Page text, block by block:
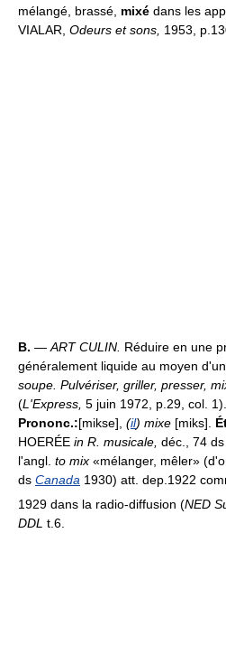
mélangé, brassé, mixé dans les
VIALAR, Odeurs et sons, 1953,
B. — ART CULIN. Réduire en une
généralement liquide au moyen
soupe. Pulvériser, griller, presser,
(L'Express, 5 juin 1972, p.29, col. 1).
Prononc.:[mikse], (il) mixe [miks].
HOERÉE in R. musicale, déc., 74 ds
l'angl. to mix «mélanger, mêler»
ds Canada 1930) att. dep.1922
1929 dans la radio-diffusion (NED
DDL t.6.